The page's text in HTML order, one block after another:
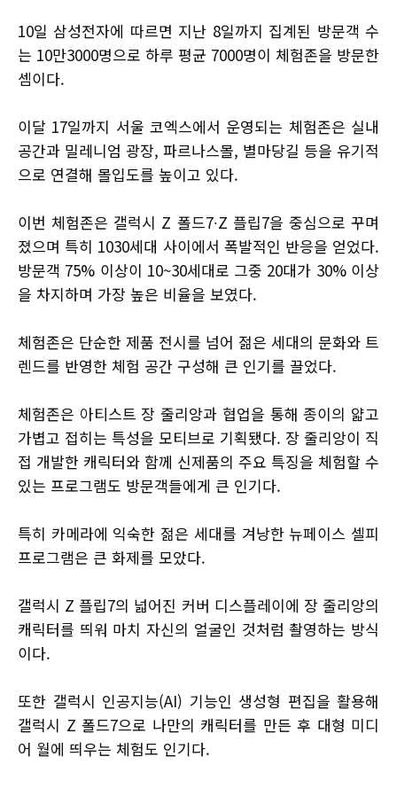
10일 삼성전자에 따르면 지난 8일까지 집계된 방문객 수
는 10만3000명으로 하루 평균 7000명이 체험존을 방문한
셈이다.
이달 17일까지 서울 코엑스에서 운영되는 체험존은 실내
공간과 밀레니엄 광장, 파르나스몰, 별마당길 등을 유기적
으로 연결해 몰입도를 높이고 있다.
이번 체험존은 갤럭시 Z 폴드7∙Z 플립7을 중심으로 꾸며
졌으며 특히 1030세대 사이에서 폭발적인 반응을 얻었다.
방문객 75% 이상이 10~30세대로 그중 20대가 30% 이상
을 차지하며 가장 높은 비율을 보였다.
체험존은 단순한 제품 전시를 넘어 젊은 세대의 문화와 트
렌드를 반영한 체험 공간 구성해 큰 인기를 끌었다.
체험존은 아티스트 장 줄리앙과 협업을 통해 종이의 얇고
가볍고 접히는 특성을 모티브로 기획됐다. 장 줄리앙이 직
접 개발한 캐릭터와 함께 신제품의 주요 특징을 체험할 수
있는 프로그램도 방문객들에게 큰 인기다.
특히 카메라에 익숙한 젊은 세대를 겨낭한 뉴페이스 셀피
프로그램은 큰 화제를 모았다.
갤럭시 Z 플립7의 넓어진 커버 디스플레이에 장 줄리앙의
캐릭터를 띄워 마치 자신의 얼굴인 것처럼 촬영하는 방식
이다.
또한 갤럭시 인공지능(AI) 기능인 생성형 편집을 활용해
갤럭시 Z 폴드7으로 나만의 캐릭터를 만든 후 대형 미디
어 월에 띄우는 체험도 인기다.